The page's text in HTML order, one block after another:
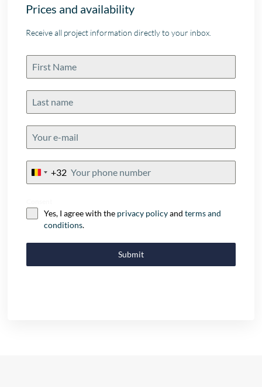
Prices and availability
Receive all project information directly to your inbox.
Belgium
+32
Yes, I agree with the privacy policyandterms and
conditions.
Submit